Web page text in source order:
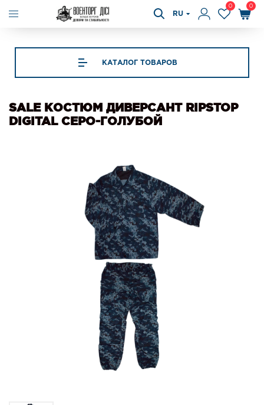
RU
0 0
КАТАЛОГ ТОВАРОВ
SALE КОСТЮМ ДИВЕРСАНТ RIPSTOP
DIGITAL СЕРО-ГОЛУБОЙ